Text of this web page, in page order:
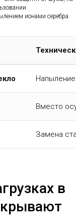
ионами серебра.
Вместо
Замена
в